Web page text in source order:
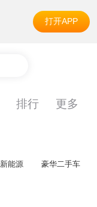
打开APP
排行 更多
新能源 豪华二手车